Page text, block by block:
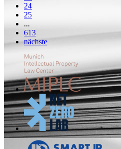
24
25
...
613
nächste